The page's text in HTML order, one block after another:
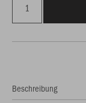
Beschreibung